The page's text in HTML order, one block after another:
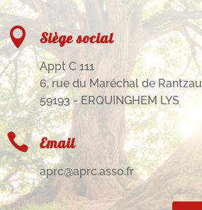
 Siège social
Appt C 111
6, rue du Maréchal de Rantzau
59193 - ERQUINGHEM LYS
 Email
aprc@aprc.asso.fr